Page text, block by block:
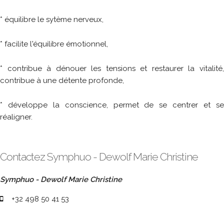
* équilibre le sytème nerveux,
* facilite l'équilibre émotionnel,
* contribue à dénouer les tensions et restaurer la vitalité,
contribue à une détente profonde,
* développe la conscience, permet de se centrer et se
réaligner.
Contactez Symphuo - Dewolf Marie Christine
Symphuo - Dewolf Marie Christine
+32 498 50 41 53